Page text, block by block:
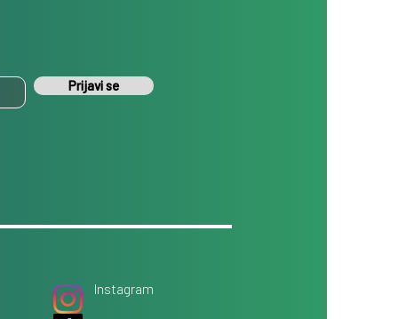
Prijavi se
Instagram